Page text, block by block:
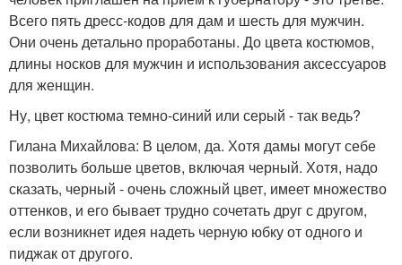
Всего пять дресс-кодов для дам и шесть для мужчин.
Они очень детально проработаны. До цвета костюмов,
длины носков для мужчин и использования аксессуаров
для женщин.
Ну, цвет костюма темно-синий или серый - так ведь?
Гилана Михайлова: В целом, да. Хотя дамы могут себе
позволить больше цветов, включая черный. Хотя, надо
сказать, черный - очень сложный цвет, имеет множество
оттенков, и его бывает трудно сочетать друг с другом,
если возникнет идея надеть черную юбку от одного и
пиджак от другого.